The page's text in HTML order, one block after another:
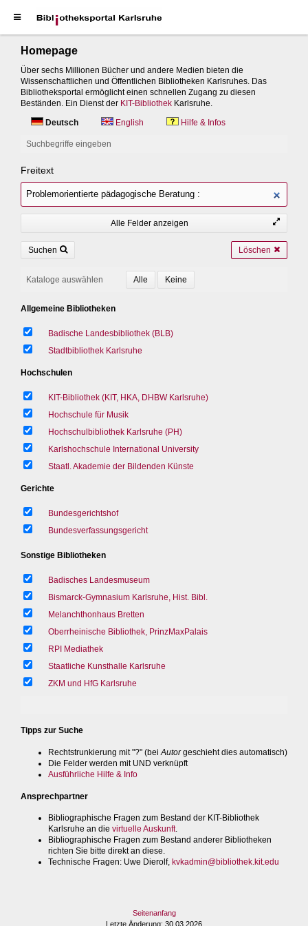
Homepage
Über sechs Millionen Bücher und andere Medien bieten die
Wissenschaftlichen und Öffentlichen Bibliotheken Karlsruhes. Das
Bibliotheksportal ermöglicht einen schnellen Zugang zu diesen
Beständen. Ein Dienst der KIT-Bibliothek Karlsruhe.
Deutsch
English Hilfe & Infos
Suchbegriffe eingeben
Freitext
Alle Felder anzeigen
Suchen Löschen
Kataloge auswählen
Allgemeine Bibliotheken
Badische Landesbibliothek (BLB)
Stadtbibliothek Karlsruhe
Hochschulen
KIT-Bibliothek (KIT, HKA, DHBW Karlsruhe)
Hochschule für Musik
Hochschulbibliothek Karlsruhe (PH)
Karlshochschule International University
Staatl. Akademie der Bildenden Künste
Gerichte
Bundesgerichtshof
Bundesverfassungsgericht
Sonstige Bibliotheken
Badisches Landesmuseum
Bismarck-Gymnasium Karlsruhe, Hist. Bibl.
Melanchthonhaus Bretten
Oberrheinische Bibliothek, PrinzMaxPalais
RPI Mediathek
Staatliche Kunsthalle Karlsruhe
ZKM und HfG Karlsruhe
Tipps zur Suche
Rechtstrunkierung mit "?" (bei Autorgeschieht dies automatisch)
Die Felder werden mit UND verknüpft
Ausführliche Hilfe & Info
Ansprechpartner
Bibliographische Fragen zum Bestand der KIT-Bibliothek
Karlsruhe an die virtuelle Auskunft.
Bibliographische Fragen zum Bestand anderer Bibliotheken
richten Sie bitte direkt an diese.
Technische Fragen: Uwe Dierolf, kvkadmin@bibliothek.kit.edu
Seitenanfang
Letzte Änderung: 30.03.2026